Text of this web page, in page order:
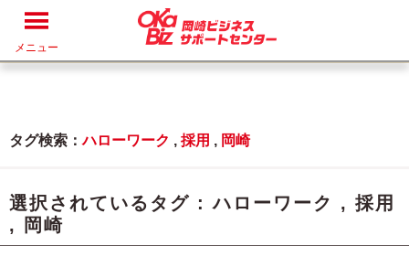
メニュー
タグ検索：ハローワーク , 採用 , 岡崎
選択されているタグ :ハローワーク , 採用
,
岡崎